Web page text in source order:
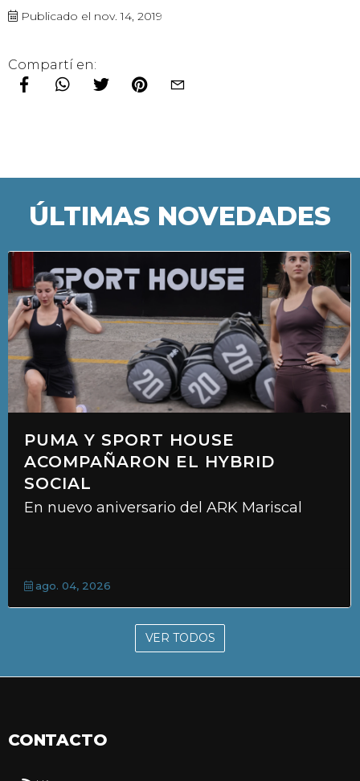
Publicado el nov. 14, 2019
Compartí en:
ÚLTIMAS NOVEDADES
PUMA Y SPORT HOUSE
ACOMPAÑARON EL HYBRID
SOCIAL
En nuevo aniversario del ARK Mariscal
ago. 04, 2026
VER TODOS
CONTACTO